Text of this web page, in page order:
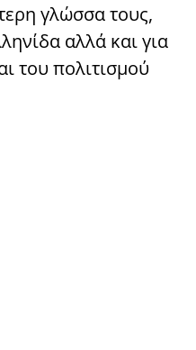
γλώσσα τους,
αλλά και για
του πολιτισμού